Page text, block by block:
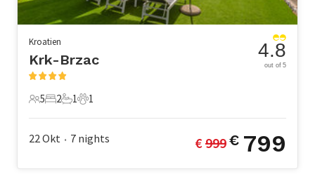
Kroatien
Krk-Brzac
5 Gäste
5
2 Schlafzimmer
2
1 Badezimmer
1
1 Haustier
1
4.8
out of 5
22 Okt • 7 nights € 999€ 799